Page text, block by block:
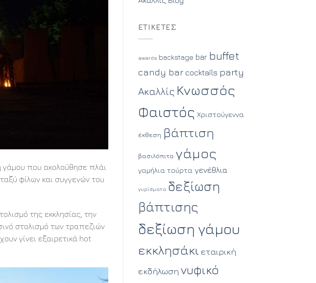
γάμου που ακολούθησε πλάι
φίλων και συγγενών του
της εκκλησίας, την
στολισμό των τραπεζιών
γίνει εξαιρετικά hot
ΕΤΙΚΈΤΕΣ
awards backstage bar buffet
candy bar cocktails party
Ακαλλίς Κνωσσός
Φαιστός Χριστούγεννα
έκθεση βάπτιση
βασιλόπιτα γάμος
γαμήλια τούρτα γενέθλια
γυρίσματα δεξίωση
βάπτισης
δεξίωση γάμου
εκκλησάκι εταιρική
εκδήλωση νυφικό